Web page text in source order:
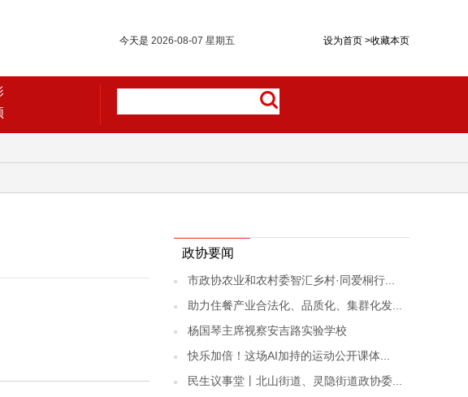
设为首页 >收藏本页
今天是 2026-08-07 星期五
政协要闻
市政协农业和农村委智汇乡村·同爱桐行...
助力住餐产业合法化、品质化、集群化发...
杨国琴主席视察安吉路实验学校
快乐加倍！这场AI加持的运动公开课体...
民生议事堂丨北山街道、灵隐街道政协委...